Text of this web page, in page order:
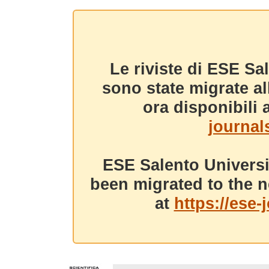
Le riviste di ESE
sono state migrate
ora disponibili
ESE Salento
been migrated to the
at https://